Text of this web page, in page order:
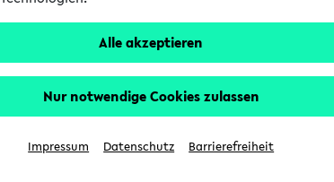
Alle akzeptieren
Nur notwendige Cookies zulassen
Impressum Datenschutz Barrierefreiheit